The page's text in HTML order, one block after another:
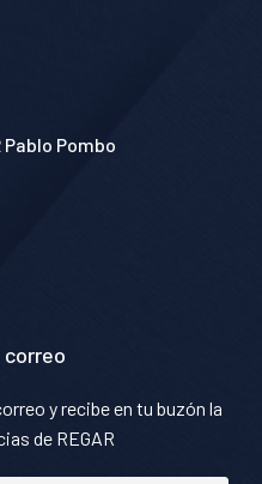
Pombo
y recibe en tu buzón la
de REGAR